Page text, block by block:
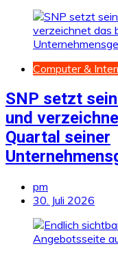
Computer &
SNP setzt
und
Quartal seiner
pm
30. Juli 2026